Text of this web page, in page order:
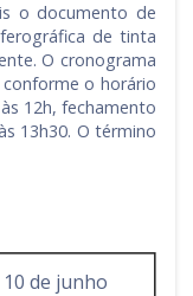
o documento de
de tinta
O cronograma
o horário
12h, fechamento
13h30. O término
10 de junho